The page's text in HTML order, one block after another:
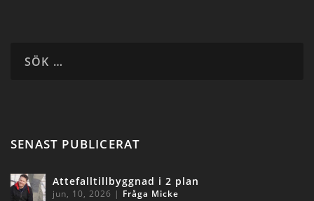
SENAST PUBLICERAT
Attefalltillbyggnad i 2 plan
jun, 10, 2026 | Fråga Micke